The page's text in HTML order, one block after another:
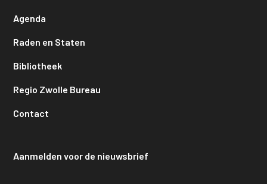
Agenda
Raden en Staten
Bibliotheek
Regio Zwolle Bureau
Contact
Aanmelden voor de nieuwsbrief